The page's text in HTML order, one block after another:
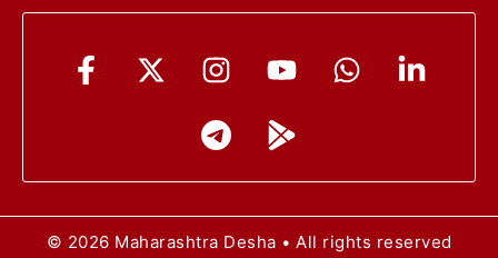
© 2026 Maharashtra Desha • All rights reserved